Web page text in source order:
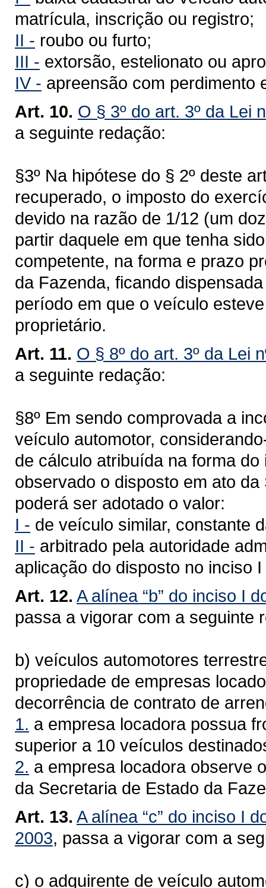
matrícula, inscrição ou registro;
II - roubo ou furto;
III - extorsão, estelionato ou
IV - apreensão com perdimento
Art. 10. O § 3º do art. 3º da Lei
a seguinte redação:
§3º Na hipótese do § 2º deste
recuperado, o imposto do
devido na razão de 1/12 (um
partir daquele em que tenha
competente, na forma e prazo
da Fazenda, ficando
período em que o veículo
proprietário.
Art. 11. O § 8º do art. 3º da Lei
a seguinte redação:
§8º Em sendo comprovada a
veículo automotor,
de cálculo atribuída na forma
observado o disposto em ato
poderá ser adotado o valor:
I - de veículo similar, constante
II - arbitrado pela autoridade
aplicação do disposto no inciso
Art. 12. A alínea “b” do inciso I
passa a vigorar com a seguinte
b) veículos automotores
propriedade de empresas
decorrência de contrato de
1. a empresa locadora possua
superior a 10 veículos
2. a empresa locadora observe
da Secretaria de Estado da
Art. 13. A alínea “c” do inciso I
2003, passa a vigorar com a
c) o adquirente de veículo